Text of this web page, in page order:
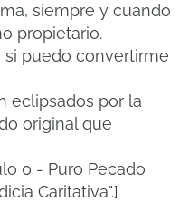
siempre y cuando
propietario.
si puedo convertirme
eclipsados ​​por la
original que
0 - Puro Pecado
Caritativa".]